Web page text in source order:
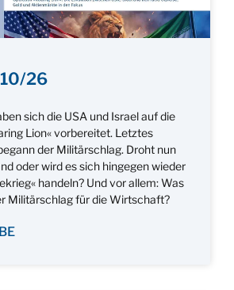
26
sich die USA und Israel auf die
Lion« vorbereitet. Letztes
der Militärschlag. Droht nun
oder wird es sich hingegen wieder
handeln? Und vor allem: Was
Militärschlag für die Wirtschaft?